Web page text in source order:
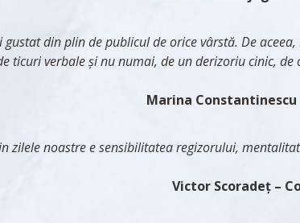
din plin de publicul de orice vârstă. De aceea,
ticuri verbale şi nu numai, de un derizoriu cinic,
Marina Constantinescu
zilele noastre e sensibilitatea regizorului,
Victor Scoradeț–